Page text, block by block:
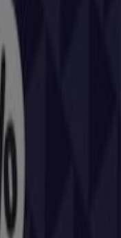
la tienda de
de una experiencia
explorar las
ofertas de
hoy mismo!
tiendas de Repsol